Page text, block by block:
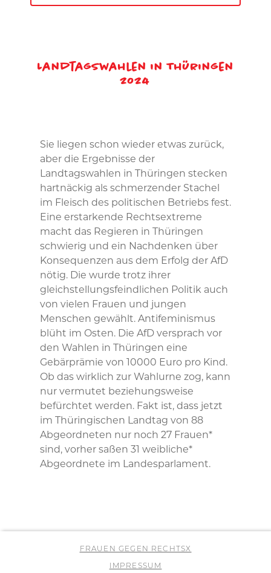
Landtagswahlen in Thüringen
2024
Sie liegen schon wieder etwas zurück,
aber die Ergebnisse der
Landtagswahlen in Thüringen stecken
hartnäckig als schmerzender Stachel
im Fleisch des politischen Betriebs fest.
Eine erstarkende Rechtsextreme
macht das Regieren in Thüringen
schwierig und ein Nachdenken über
Konsequenzen aus dem Erfolg der AfD
nötig. Die wurde trotz ihrer
gleichstellungsfeindlichen Politik auch
von vielen Frauen und jungen
Menschen gewählt. Antifeminismus
blüht im Osten. Die AfD versprach vor
den Wahlen in Thüringen eine
Gebärprämie von 10000 Euro pro Kind.
Ob das wirklich zur Wahlurne zog, kann
nur vermutet beziehungsweise
befürchtet werden. Fakt ist, dass jetzt
im Thüringischen Landtag von 88
Abgeordneten nur noch 27 Frauen*
sind, vorher saßen 31 weibliche*
Abgeordnete im Landesparlament.
FRAUEN GEGEN RECHTSX
IMPRESSUM